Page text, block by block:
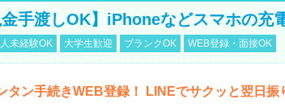
金手渡しOK】iPhoneなどスマホの充
未経験OK 大学生歓迎 ブランクOK WEB登録・面接OK
タン手続きWEB登録！ LINEでサクッと翌日振